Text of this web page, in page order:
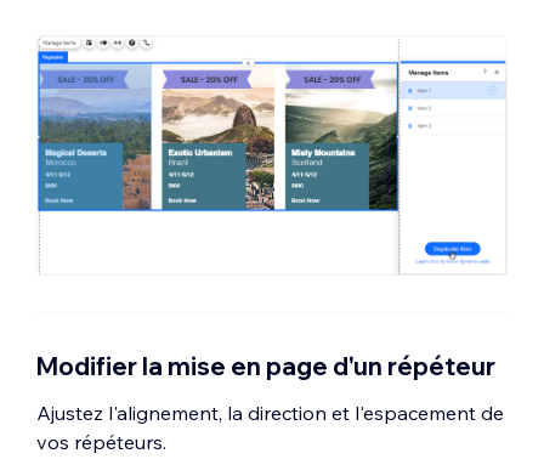
Modifier la mise en page d'un répéteur
Ajustez l'alignement, la direction et l'espacement de
vos répéteurs.